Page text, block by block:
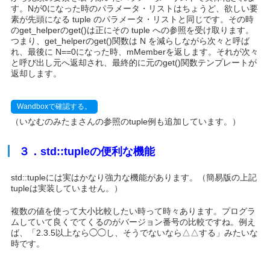
す。Nが0になった時のパラメータ・リストはちょうど、欲しい要
素が先頭になる tuple のパラメータ・リストと同じです。その時
のget_helperのget()は正にその tuple への参照を受け取ります。
つまり、get_helperのget()関数は N を減らしながら次々と呼ば
れ、最後に N==0になった時、mMemberを返します。それが次々
と呼び出し元へ返却され、最終的に元のget()関数テンプレートが
返却します。
Wandboxで確認する。
（いなむのみたまさんの参照のtuple例も追加しています。）
３．std::tupleの便利な機能
std::tupleには実はかなり強力な機能があります。（簡易版の上記
tupleは実装していません。）
複数の値を使って大小比較したい時って時々あります。プログラ
ムしていて良くでてくるのがバージョン番号の比較ですね。例え
ば、「2.3.5以上なら◯◯し、そうでないなら△△する」みたいな
時です。